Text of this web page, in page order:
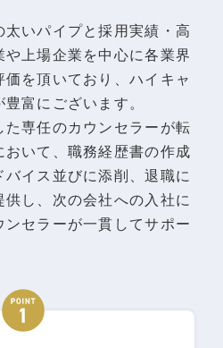
太いパイプと採用実績・高
上場企業を中心に各業界
を頂いており、ハイキャ
富にございます。
専任のカウンセラーが転
いて、職務経歴書の作成
イス並びに添削、退職に
供し、次の会社への入社に
セラーが一貫してサポー